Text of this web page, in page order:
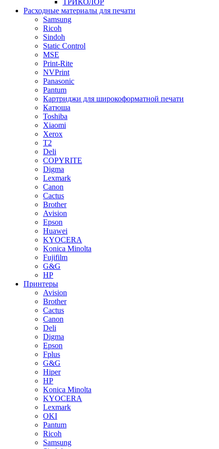
ТРИКОЛОР
Расходные материалы для печати
Samsung
Ricoh
Sindoh
Static Control
MSE
Print-Rite
NVPrint
Panasonic
Pantum
Картриджи для широкоформатной печати
Катюша
Toshiba
Xiaomi
Xerox
T2
Deli
COPYRITE
Digma
Lexmark
Canon
Cactus
Brother
Avision
Epson
Huawei
KYOCERA
Konica Minolta
Fujifilm
G&G
HP
Принтеры
Avision
Brother
Cactus
Canon
Deli
Digma
Epson
Fplus
G&G
Hiper
HP
Konica Minolta
KYOCERA
Lexmark
OKI
Pantum
Ricoh
Samsung